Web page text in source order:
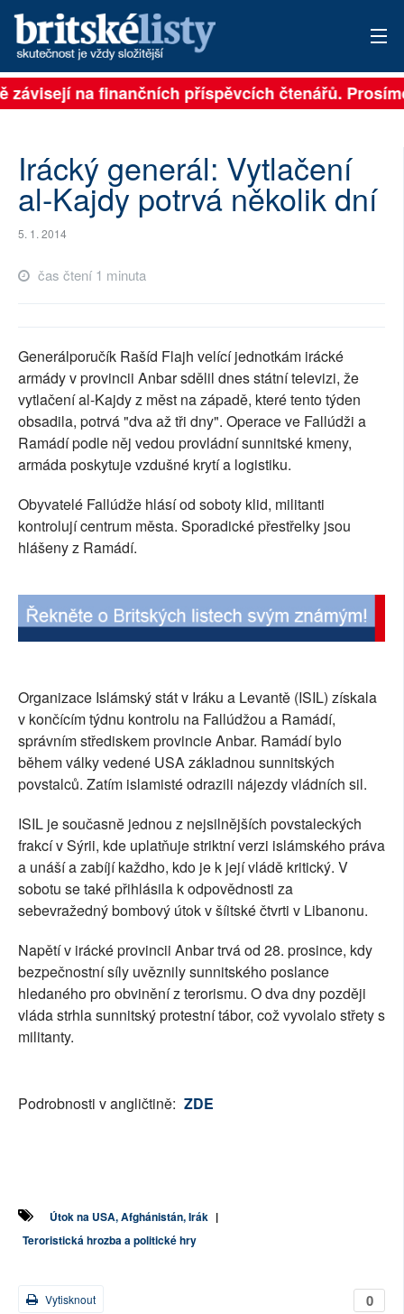
PŘIHLÁSIT
ARCHIV
ROZHOVORY
PŘÍSPĚVKY NA PROVOZ
SOCIÁLNÍ SÍTĚ
RUBRIKY
PLNÁ VERZE STRÁNEK
na finančních příspěvcích čtenářů.
Irácký generál: Vytlačení
al-Kajdy potrvá několik dní
5. 1. 2014
čas čtení 1 minuta
Generálporučík Rašíd Flajh velící jednotkám irácké
armády v provincii Anbar sdělil dnes státní televizi, že
vytlačení al-Kajdy z měst na západě, které tento týden
obsadila, potrvá "dva až tři dny". Operace ve Fallúdži a
Ramádí podle něj vedou provládní sunnitské kmeny,
armáda poskytuje vzdušné krytí a logistiku.
Obyvatelé Fallúdže hlásí od soboty klid, militanti
kontrolují centrum města. Sporadické přestřelky jsou
hlášeny z Ramádí.
Organizace Islámský stát v Iráku a Levantě (ISIL) získala
v končícím týdnu kontrolu na Fallúdžou a Ramádí,
správním střediskem provincie Anbar. Ramádí bylo
během války vedené USA základnou sunnitských
povstalců. Zatím islamisté odrazili nájezdy vládních sil.
ISIL je současně jednou z nejsilnějších povstaleckých
frakcí v Sýrii, kde uplatňuje striktní verzi islámského práva
a unáší a zabíjí každho, kdo je k její vládě kritický. V
sobotu se také přihlásila k odpovědnosti za
sebevražedný bombový útok v šíitské čtvrti v Libanonu.
Napětí v irácké provincii Anbar trvá od 28. prosince, kdy
bezpečnostní síly uvěznily sunnitského poslance
hledaného pro obvinění z terorismu. O dva dny později
vláda strhla sunnitský protestní tábor, což vyvolalo střety s
militanty.
Podrobnosti v angličtině: ZDE
Útok na USA, Afghánistán, Irák |
Teroristická hrozba a politické hry
0
Vytisknout